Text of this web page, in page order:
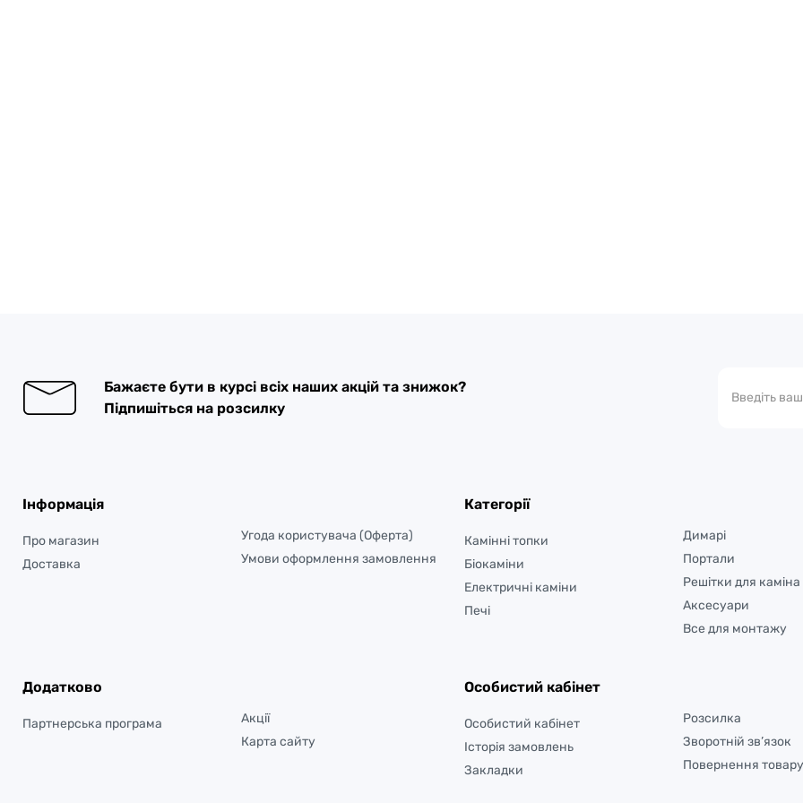
Бажаєте бути в курсі всіх наших акцій та знижок?
Підпишіться на розсилку
Інформація
Про магазин
Доставка
Угода користувача (Оферта)
Умови оформлення замовлення
Категорії
Камінні топки
Біокаміни
Електричні каміни
Печі
Димарі
Портали
Решітки для каміна
Аксесуари
Все для монтажу
Додатково
Партнерська програма
Акції
Карта сайту
Особистий кабінет
Особистий кабінет
Історія замовлень
Закладки
Розсилка
Зворотній зв’язок
Повернення товару